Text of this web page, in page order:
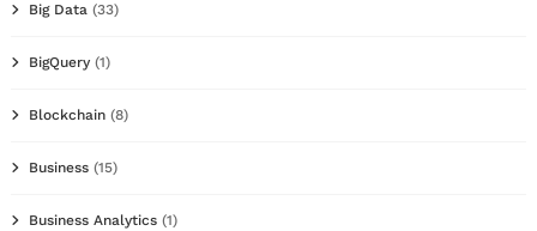
Big Data (33)
BigQuery (1)
Blockchain (8)
Business (15)
Business Analytics (1)